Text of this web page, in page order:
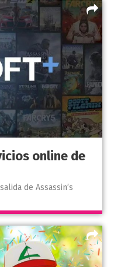
online de
de Assassin’s